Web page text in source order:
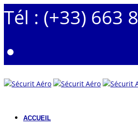
Tél : (+33) 663
ACCUEIL